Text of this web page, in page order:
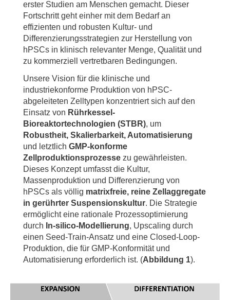
erster Studien am Menschen gemacht. Dieser
Fortschritt geht einher mit dem Bedarf an
effizienten und robusten Kultur- und
Differenzierungsstrategien zur Herstellung von
hPSCs in klinisch relevanter Menge, Qualität und
zu kommerziell vertretbaren Bedingungen.
Unsere Vision für die klinische und
industriekonforme Produktion von hPSC-
abgeleiteten Zelltypen konzentriert sich auf den
Einsatz von Rührkessel-
Bioreaktortechnologien (STBR), um
Robustheit, Skalierbarkeit, Automatisierung
und letztlich GMP-konforme
Zellproduktionsprozesse zu gewährleisten.
Dieses Konzept umfasst die Kultur,
Massenproduktion und Differenzierung von
hPSCs als völlig matrixfreie, reine Zellaggregate
in gerührter Suspensionskultur. Die Strategie
ermöglicht eine rationale Prozessoptimierung
durch In-silico-Modellierung, Upscaling durch
einen Seed-Train-Ansatz und eine Closed-Loop-
Produktion, die für GMP-Konformität und
Automatisierung erforderlich ist. (Abbildung 1).